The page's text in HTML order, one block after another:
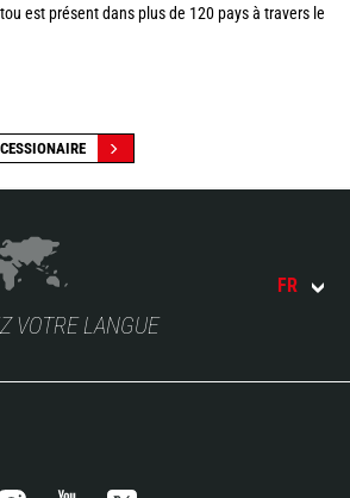
est présent dans plus de 120 pays à travers le
VOTRE LANGUE
FR